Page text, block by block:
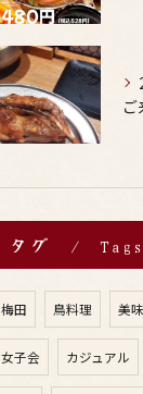
タグ Tags
梅田 鳥料理 美
女子会 カジュアル